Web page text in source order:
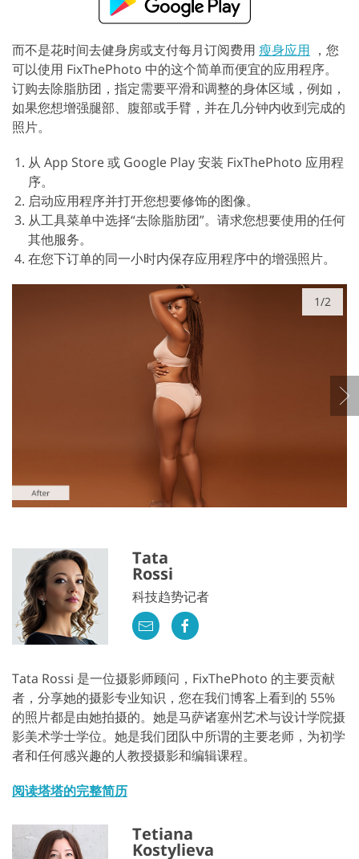
而不是花时间去健身房或支付每月订阅费用 瘦身应用 ，您
可以使用 FixThePhoto 中的这个简单而便宜的应用程序。
订购去除脂肪团，指定需要平滑和调整的身体区域，例如，
如果您想增强腿部、腹部或手臂，并在几分钟内收到完成的
照片。
从 App Store 或 Google Play 安装 FixThePhoto 应用程
序。
启动应用程序并打开您想要修饰的图像。
从工具菜单中选择“去除脂肪团”。请求您想要使用的任何
其他服务。
在您下订单的同一小时内保存应用程序中的增强照片。
1/2
Tata
Rossi
科技趋势记者
Tata Rossi 是一位摄影师顾问，FixThePhoto 的主要贡献
者，分享她的摄影专业知识，您在我们博客上看到的 55%
的照片都是由她拍摄的。她是马萨诸塞州艺术与设计学院摄
影美术学士学位。她是我们团队中所谓的主要老师，为初学
者和任何感兴趣的人教授摄影和编辑课程。
阅读塔塔的完整简历
Tetiana
Kostylieva